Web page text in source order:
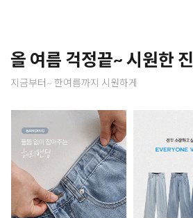
올 여름 걱정끝~ 시원한 진
지금부터~ 한여름까지 시원하게